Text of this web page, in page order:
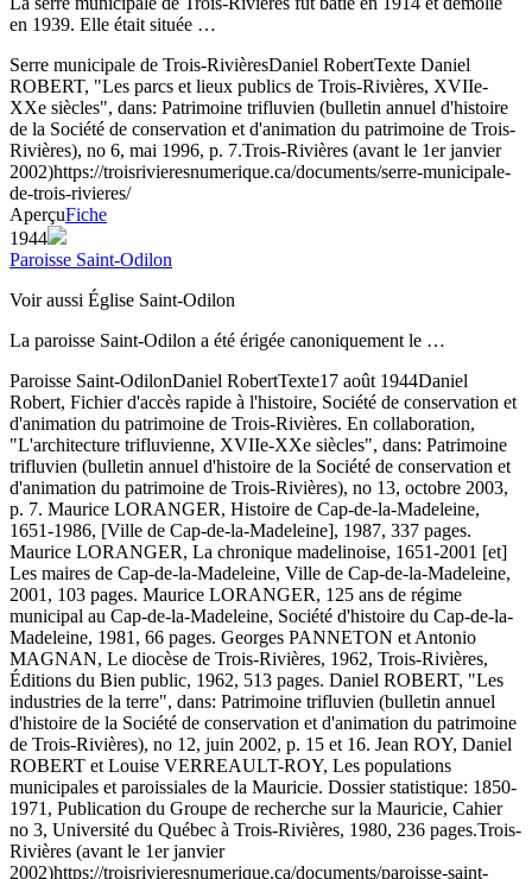
en 1939. Elle était située …
Serre municipale de Trois-RivièresDaniel RobertTexte Daniel
ROBERT, "Les parcs et lieux publics de Trois-Rivières, XVIIe-
XXe siècles", dans: Patrimoine trifluvien (bulletin annuel d'histoire
de la Société de conservation et d'animation du patrimoine de Trois-
Rivières), no 6, mai 1996, p. 7.Trois-Rivières (avant le 1er janvier
2002)https://troisrivieresnumerique.ca/documents/serre-municipale-
de-trois-rivieres/
AperçuFiche
1944
Paroisse Saint-Odilon
Voir aussi Église Saint-Odilon
La paroisse Saint-Odilon a été érigée canoniquement le …
Paroisse Saint-OdilonDaniel RobertTexte17 août 1944Daniel
Robert, Fichier d'accès rapide à l'histoire, Société de conservation et
d'animation du patrimoine de Trois-Rivières. En collaboration,
"L'architecture trifluvienne, XVIIe-XXe siècles", dans: Patrimoine
trifluvien (bulletin annuel d'histoire de la Société de conservation et
d'animation du patrimoine de Trois-Rivières), no 13, octobre 2003,
p. 7. Maurice LORANGER, Histoire de Cap-de-la-Madeleine,
1651-1986, [Ville de Cap-de-la-Madeleine], 1987, 337 pages.
Maurice LORANGER, La chronique madelinoise, 1651-2001 [et]
Les maires de Cap-de-la-Madeleine, Ville de Cap-de-la-Madeleine,
2001, 103 pages. Maurice LORANGER, 125 ans de régime
municipal au Cap-de-la-Madeleine, Société d'histoire du Cap-de-la-
Madeleine, 1981, 66 pages. Georges PANNETON et Antonio
MAGNAN, Le diocèse de Trois-Rivières, 1962, Trois-Rivières,
Éditions du Bien public, 1962, 513 pages. Daniel ROBERT, "Les
industries de la terre", dans: Patrimoine trifluvien (bulletin annuel
d'histoire de la Société de conservation et d'animation du patrimoine
de Trois-Rivières), no 12, juin 2002, p. 15 et 16. Jean ROY, Daniel
ROBERT et Louise VERREAULT-ROY, Les populations
municipales et paroissiales de la Mauricie. Dossier statistique: 1850-
1971, Publication du Groupe de recherche sur la Mauricie, Cahier
no 3, Université du Québec à Trois-Rivières, 1980, 236 pages.Trois-
Rivières (avant le 1er janvier
2002)https://troisrivieresnumerique.ca/documents/paroisse-saint-